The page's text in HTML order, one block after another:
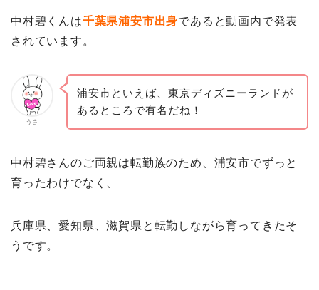
中村碧くんは千葉県浦安市出身であると動画内で発表
されています。
うさ
浦安市といえば、東京ディズニーランドが
あるところで有名だね！
中村碧さんのご両親は転勤族のため、浦安市でずっと
育ったわけでなく、
兵庫県、愛知県、滋賀県と転勤しながら育ってきたそ
うです。